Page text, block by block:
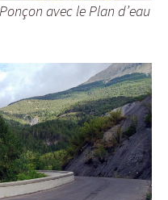
avec le Plan d’eau